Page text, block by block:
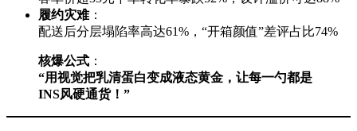
履约灾难​：
配送后分层塌陷率高达61%，“开箱颜值”差评占比74%
核爆公式 ​：
​“用视觉把乳清蛋白变成液态黄金，让每一勺都是
INS风硬通货！”​